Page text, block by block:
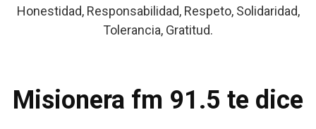
Honestidad, Responsabilidad, Respeto, Solidaridad,
Tolerancia, Gratitud.
Misionera fm 91.5 te dice